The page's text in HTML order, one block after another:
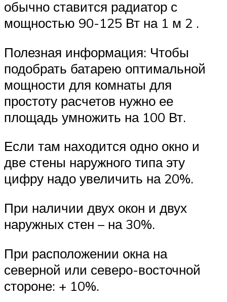
обычно ставится радиатор с
мощностью 90-125 Вт на 1 м 2 .
Полезная информация: Чтобы
подобрать батарею оптимальной
мощности для комнаты для
простоту расчетов нужно ее
площадь умножить на 100 Вт.
Если там находится одно окно и
две стены наружного типа эту
цифру надо увеличить на 20%.
При наличии двух окон и двух
наружных стен – на 30%.
При расположении окна на
северной или северо-восточной
стороне: + 10%.